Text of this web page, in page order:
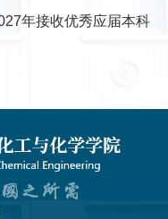
年接收优秀应届本科